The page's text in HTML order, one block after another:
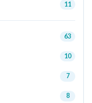
11
63
10
7
8